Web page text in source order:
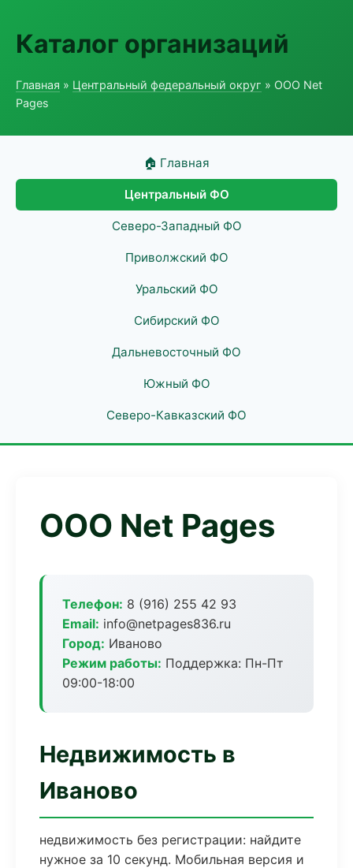
Каталог организаций
Главная » Центральный федеральный округ » ООО Net
Pages
🏠 Главная
Центральный ФО
Северо-Западный ФО
Приволжский ФО
Уральский ФО
Сибирский ФО
Дальневосточный ФО
Южный ФО
Северо-Кавказский ФО
ООО Net Pages
Телефон: 8 (916) 255 42 93
Email: info@netpages836.ru
Город: Иваново
Режим работы: Поддержка: Пн-Пт
09:00-18:00
Недвижимость в
Иваново
недвижимость без регистрации: найдите
нужное за 10 секунд. Мобильная версия и